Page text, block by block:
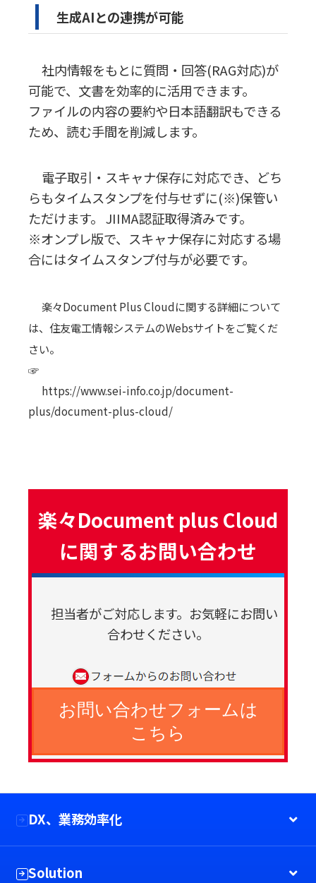
生成AIとの連携が可能
社内情報をもとに質問・回答(RAG対応)が
可能で、文書を効率的に活用できます。
ファイルの内容の要約や日本語翻訳もできる
ため、読む手間を削減します。
電子取引・スキャナ保存に対応でき、どち
らもタイムスタンプを付与せずに(※)保管い
ただけます。 JIIMA認証取得済みです。
※オンプレ版で、スキャナ保存に対応する場
合にはタイムスタンプ付与が必要です。
楽々Document Plus Cloudに関する詳細について
は、住友電工情報システムのWebsサイトをご覧くだ
さい。
☞
https://www.sei-info.co.jp/document-
plus/document-plus-cloud/
楽々Document plus Cloud
に関するお問い合わせ
担当者がご対応します。お気軽にお問い
合わせください。
お問い合わせフォームは
こちら
DX、業務効率化
Solution